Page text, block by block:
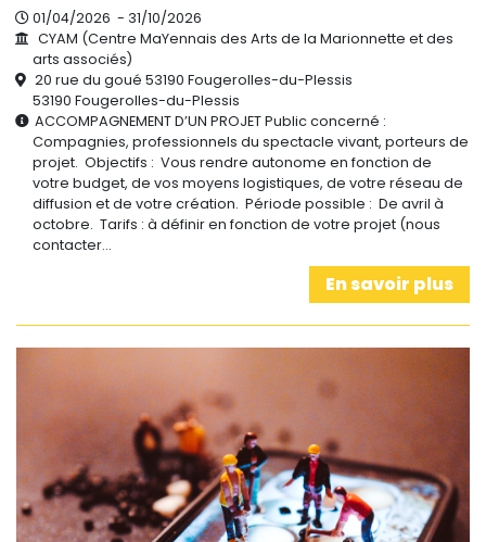
01/04/2026 - 31/10/2026
CYAM (Centre MaYennais des Arts de la Marionnette et des
arts associés)
20 rue du goué 53190 Fougerolles-du-Plessis
53190 Fougerolles-du-Plessis
ACCOMPAGNEMENT D’UN PROJET Public concerné :
Compagnies, professionnels du spectacle vivant, porteurs de
projet. Objectifs : Vous rendre autonome en fonction de
votre budget, de vos moyens logistiques, de votre réseau de
diffusion et de votre création. Période possible : De avril à
octobre. Tarifs : à définir en fonction de votre projet (nous
contacter…
En savoir plus